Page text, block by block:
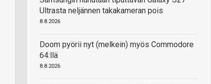
Ultrasta neljännen takakameran pois
8.8.2026
Doom pyörii nyt (melkein) myös Commodore
64:llä
8.8.2026